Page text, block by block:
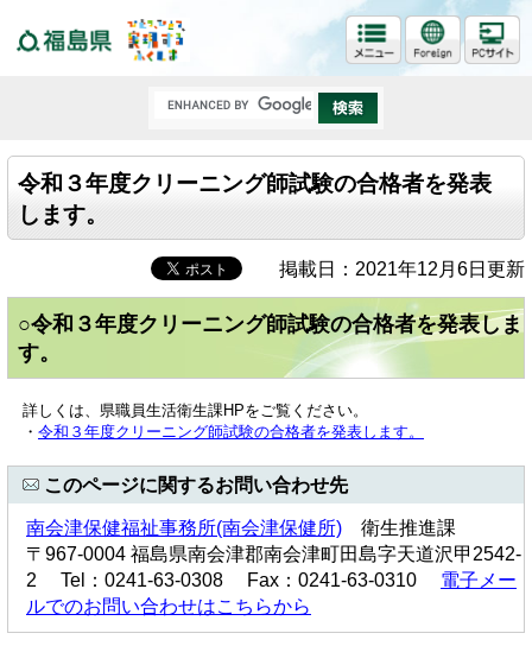
令和３年度クリーニング師試験の合格者を発表
します。
掲載日：2021年12月6日更新
○令和３年度クリーニング師試験の合格者を発表しま
す。
詳しくは、県職員生活衛生課HPをご覧ください。
・ 令和３年度クリーニング師試験の合格者を発表します。
このページに関するお問い合わせ先
南会津保健福祉事務所(南会津保健所) 衛生推進課
〒967-0004 福島県南会津郡南会津町田島字天道沢甲2542-
2 Tel：0241-63-0308 Fax：0241-63-0310 電子メー
ルでのお問い合わせはこちらから